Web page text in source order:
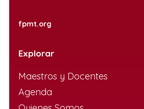
fpmt.org
Explorar
Maestros y Docentes
Agenda